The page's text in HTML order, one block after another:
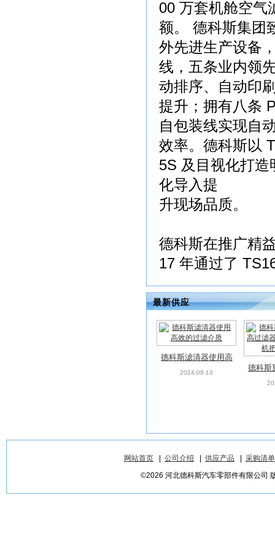
00 万套机舱空气
额。 德科斯集团
外先进生产设备
线，五条业内领
动排序、自动印
提升；拥有八条
自包装线实现自
效率。德科斯以
5S 及目视化打
化导入提
升现场品质。
德科斯在推广精
17 年通过了
最新供应
德科斯滤清器使用高
效的过滤介质
2024-08-13
德科斯
过滤
网站首页 公司介绍 供应产品
采购清单
©2026 河北德科斯汽车零部件有限公司